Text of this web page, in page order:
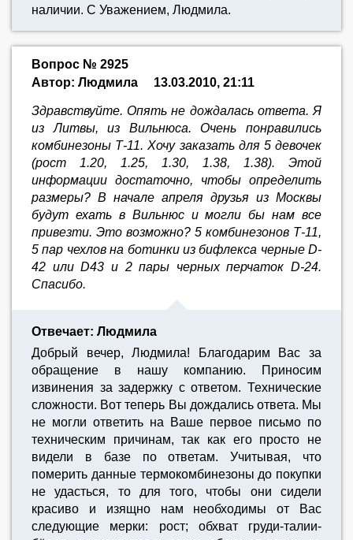
наличии. С Уважением, Людмила.
Вопрос № 2925
Автор: Людмила
13.03.2010, 21:11
Здравствуйте. Опять не дождалась ответа. Я
из Литвы, из Вильнюса. Очень понравились
комбинезоны Т-11. Хочу заказать для 5 девочек
(рост 1.20, 1.25, 1.30, 1.38, 1.38). Этой
информации достаточно, чтобы определить
размеры? В начале апреля друзья из Москвы
будут ехать в Вильнюс и могли бы нам все
привезти. Это возможно? 5 комбинезонов Т-11,
5 пар чехлов на ботинки из бифлекса черные D-
42 или D43 и 2 пары черных перчаток D-24.
Спасибо.
Отвечает: Людмила
Добрый вечер, Людмила! Благодарим Вас за
обращение в нашу компанию. Приносим
извинения за задержку с ответом. Технические
сложности. Вот теперь Вы дождались ответа. Мы
не могли ответить на Ваше первое письмо по
техническим причинам, так как его просто не
видели в базе по ответам. Учитывая, что
померить данные термокомбинезоны до покупки
не удасться, то для того, чтобы они сидели
красиво и изящно нам необходимы от Вас
следующие мерки: рост; обхват груди-талии-